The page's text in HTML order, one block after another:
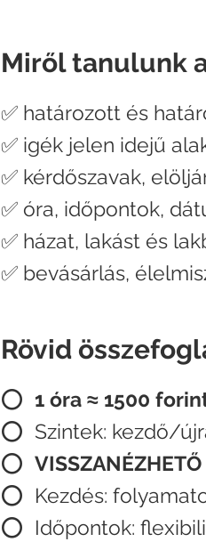
Miről tanulunk
✅ határozott és
✅ igék jelen idejű
✅ kérdőszavak,
✅ óra, időpontok,
✅ házat, lakást és
✅ bevásárlás,
Rövid
⭕ 1 óra ≈ 1500
⭕ Szintek: kezdő/
⭕ VISSZANÉZHETŐ
⭕ Kezdés:
⭕ Időpontok: